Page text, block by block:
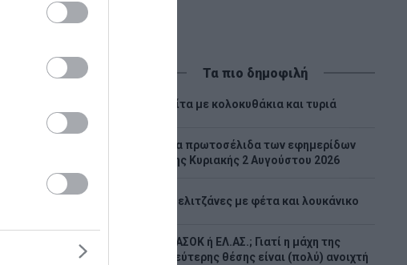
Τα πιο δημοφιλή
Πίτα με κολοκυθάκια και τυριά
Tα πρωτοσέλιδα των εφημερίδων
της Κυριακής 2 Αυγούστου 2026
Μελιτζάνες με φέτα και λουκάνικο
ΠΑΣΟΚ ή ΕΛ.ΑΣ.; Γιατί η μάχη της
δεύτερης θέσης είναι (πολύ) ανοιχτή